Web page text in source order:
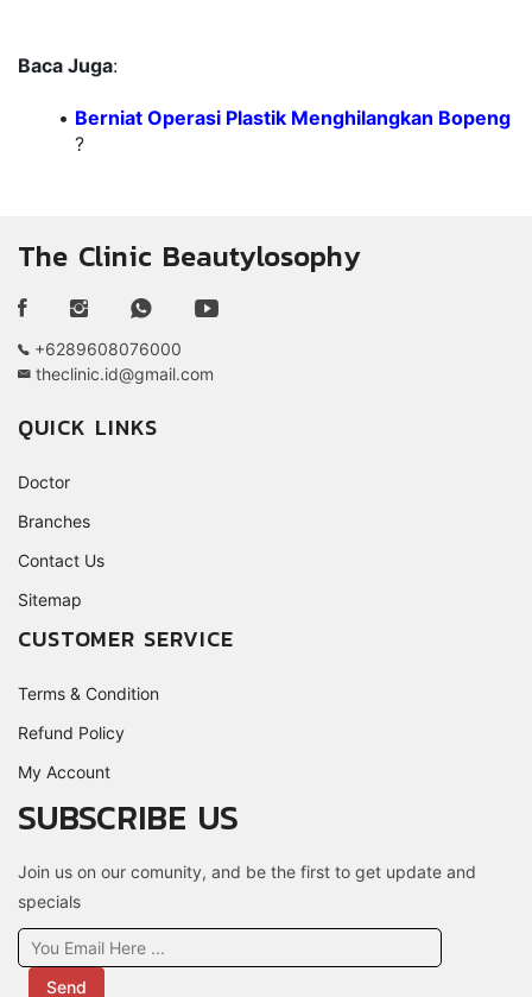
Baca Juga:
Berniat Operasi Plastik Menghilangkan Bopeng
?
The Clinic Beautylosophy
+6289608076000
theclinic.id@gmail.com
QUICK LINKS
Doctor
Branches
Contact Us
Sitemap
CUSTOMER SERVICE
Terms & Condition
Refund Policy
My Account
SUBSCRIBE US
Join us on our comunity, and be the first to get update and
specials
Send